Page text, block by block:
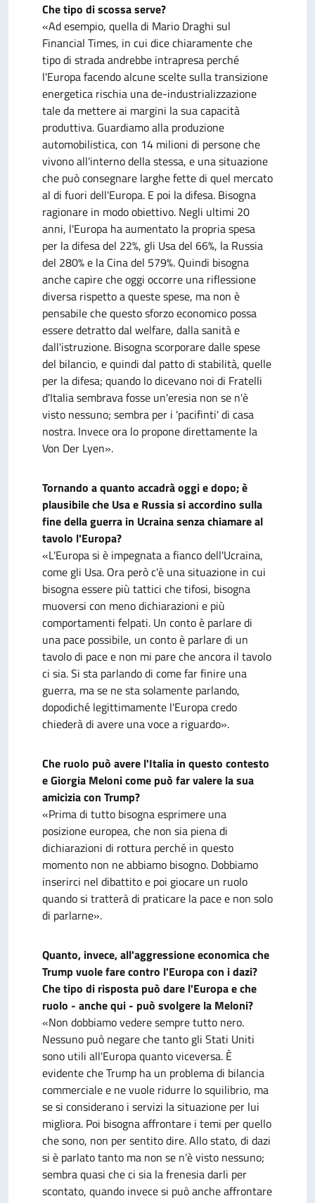
Che tipo di scossa serve?
«Ad esempio, quella di Mario Draghi sul
Financial Times, in cui dice chiaramente che
tipo di strada andrebbe intrapresa perché
l'Europa facendo alcune scelte sulla transizione
energetica rischia una de-industrializzazione
tale da mettere ai margini la sua capacità
produttiva. Guardiamo alla produzione
automobilistica, con 14 milioni di persone che
vivono all'interno della stessa, e una situazione
che può consegnare larghe fette di quel mercato
al di fuori dell'Europa. E poi la difesa. Bisogna
ragionare in modo obiettivo. Negli ultimi 20
anni, l'Europa ha aumentato la propria spesa
per la difesa del 22%, gli Usa del 66%, la Russia
del 280% e la Cina del 579%. Quindi bisogna
anche capire che oggi occorre una riflessione
diversa rispetto a queste spese, ma non è
pensabile che questo sforzo economico possa
essere detratto dal welfare, dalla sanità e
dall'istruzione. Bisogna scorporare dalle spese
del bilancio, e quindi dal patto di stabilità, quelle
per la difesa; quando lo dicevano noi di Fratelli
d'Italia sembrava fosse un'eresia non se n'è
visto nessuno; sembra per i 'pacifinti' di casa
nostra. Invece ora lo propone direttamente la
Von Der Lyen».
Tornando a quanto accadrà oggi e dopo; è
plausibile che Usa e Russia si accordino sulla
fine della guerra in Ucraina senza chiamare al
tavolo l'Europa?
«L'Europa si è impegnata a fianco dell'Ucraina,
come gli Usa. Ora però c'è una situazione in cui
bisogna essere più tattici che tifosi, bisogna
muoversi con meno dichiarazioni e più
comportamenti felpati. Un conto è parlare di
una pace possibile, un conto è parlare di un
tavolo di pace e non mi pare che ancora il tavolo
ci sia. Si sta parlando di come far finire una
guerra, ma se ne sta solamente parlando,
dopodiché legittimamente l'Europa credo
chiederà di avere una voce a riguardo».
Che ruolo può avere l'Italia in questo contesto
e Giorgia Meloni come può far valere la sua
amicizia con Trump?
«Prima di tutto bisogna esprimere una
posizione europea, che non sia piena di
dichiarazioni di rottura perché in questo
momento non ne abbiamo bisogno. Dobbiamo
inserirci nel dibattito e poi giocare un ruolo
quando si tratterà di praticare la pace e non solo
di parlarne».
Quanto, invece, all'aggressione economica che
Trump vuole fare contro l'Europa con i dazi?
Che tipo di risposta può dare l'Europa e che
ruolo - anche qui - può svolgere la Meloni?
«Non dobbiamo vedere sempre tutto nero.
Nessuno può negare che tanto gli Stati Uniti
sono utili all'Europa quanto viceversa. È
evidente che Trump ha un problema di bilancia
commerciale e ne vuole ridurre lo squilibrio, ma
se si considerano i servizi la situazione per lui
migliora. Poi bisogna affrontare i temi per quello
che sono, non per sentito dire. Allo stato, di dazi
si è parlato tanto ma non se n'è visto nessuno;
sembra quasi che ci sia la frenesia darli per
scontato, quando invece si può anche affrontare